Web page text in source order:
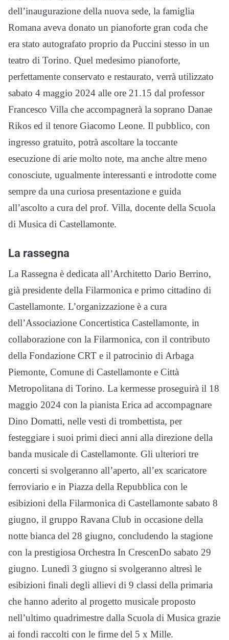
dell’inaugurazione della nuova sede, la famiglia
Romana aveva donato un pianoforte gran coda che
era stato autografato proprio da Puccini stesso in un
teatro di Torino. Quel medesimo pianoforte,
perfettamente conservato e restaurato, verrà utilizzato
sabato 4 maggio 2024 alle ore 21.15 dal professor
Francesco Villa che accompagnerà la soprano Danae
Rikos ed il tenore Giacomo Leone. Il pubblico, con
ingresso gratuito, potrà ascoltare la toccante
esecuzione di arie molto note, ma anche altre meno
conosciute, ugualmente interessanti e introdotte come
sempre da una curiosa presentazione e guida
all’ascolto a cura del prof. Villa, docente della Scuola
di Musica di Castellamonte.
La rassegna
La Rassegna è dedicata all’Architetto Dario Berrino,
già presidente della Filarmonica e primo cittadino di
Castellamonte. L’organizzazione è a cura
dell’Associazione Concertistica Castellamonte, in
collaborazione con la Filarmonica, con il contributo
della Fondazione CRT e il patrocinio di Arbaga
Piemonte, Comune di Castellamonte e Città
Metropolitana di Torino. La kermesse proseguirà il 18
maggio 2024 con la pianista Erica ad accompagnare
Dino Domatti, nelle vesti di trombettista, per
festeggiare i suoi primi dieci anni alla direzione della
banda musicale di Castellamonte. Gli ulteriori tre
concerti si svolgeranno all’aperto, all’ex scaricatore
ferroviario e in Piazza della Repubblica con le
esibizioni della Filarmonica di Castellamonte sabato 8
giugno, il gruppo Ravana Club in occasione della
notte bianca del 28 giugno, concludendo la stagione
con la prestigiosa Orchestra In CrescenDo sabato 29
giugno. Lunedì 3 giugno si svolgeranno altresì le
esibizioni finali degli allievi di 9 classi della primaria
che hanno aderito al progetto musicale proposto
nell’ultimo quadrimestre dalla Scuola di Musica grazie
ai fondi raccolti con le firme del 5 x Mille.